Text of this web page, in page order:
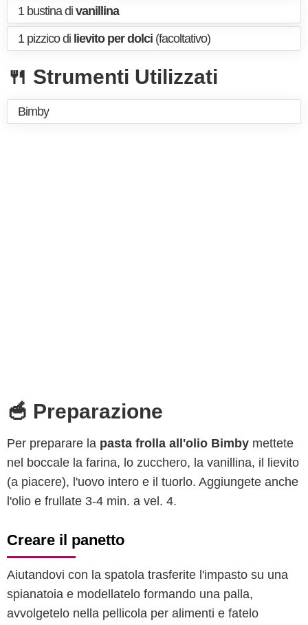
1 bustina di vanillina
1 pizzico di lievito per dolci (facoltativo)
🍴 Strumenti Utilizzati
Bimby
🥣 Preparazione
Per preparare la pasta frolla all'olio Bimby mettete
nel boccale la farina, lo zucchero, la vanillina, il lievito
(a piacere), l'uovo intero e il tuorlo. Aggiungete anche
l'olio e frullate 3-4 min. a vel. 4.
Creare il panetto
Aiutandovi con la spatola trasferite l'impasto su una
spianatoia e modellatelo formando una palla,
avvolgetelo nella pellicola per alimenti e fatelo